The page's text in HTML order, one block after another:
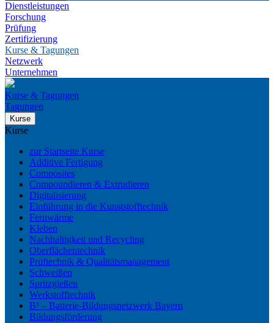
Dienstleistungen
Forschung
Prüfung
Zertifizierung
Kurse & Tagungen
Netzwerk
Unternehmen
Kurse & Tagungen
Tagungen
Kurse
Kurse
zur Startseite Kurse
Additive Fertigung
Composites
Compoundieren & Extrudieren
Digitalisierung
Einführung in die Kunststofftechnik
Fernwärme
Kleben
Nachhaltigkeit und Recycling
Oberflächentechnik
Prüftechnik & Qualitätsmanagement
Schweißen
Spritzgießen
Werkstofftechnik
B³ – Batterie-Bildungsnetzwerk Bayern
Bildungsförderung